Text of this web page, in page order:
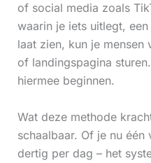
of social media zoals
waarin je iets uitlegt,
laat zien, kun je
of landingspagina
hiermee beginnen.
Wat deze methode
schaalbaar. Of je nu
dertig per dag – het